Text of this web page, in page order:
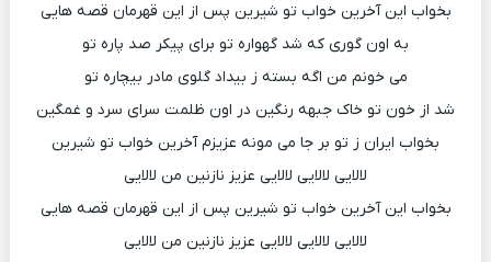
بخواب این آخرین خواب تو شیرین پس از این قهرمان قصه هایی
به اون گوری که شد گهواره تو برای پیکر صد پاره تو
می خونم من اگه بسته ز بیداد گلوی مادر بیچاره تو
شد از خون تو خاک جبهه رنگین در اون ظلمت سرای سرد و غمگین
بخواب ایران ز تو بر جا می مونه عزیزم آخرین خواب تو شیرین
لالایی لالایی لالایی عزیز نازنین من لالایی
بخواب این آخرین خواب تو شیرین پس از این قهرمان قصه هایی
لالایی لالایی لالایی عزیز نازنین من لالایی